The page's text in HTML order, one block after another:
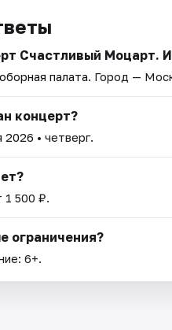
Cчастливый Моцарт.
палата. Город —
концерт?
2026 • четверг.
1 500 ₽.
ограничения?
6+.